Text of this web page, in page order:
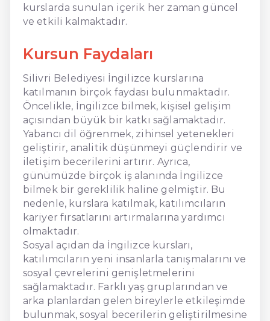
kurslarda sunulan içerik her zaman güncel
ve etkili kalmaktadır.
Kursun Faydaları
Silivri Belediyesi İngilizce kurslarına
katılmanın birçok faydası bulunmaktadır.
Öncelikle, İngilizce bilmek, kişisel gelişim
açısından büyük bir katkı sağlamaktadır.
Yabancı dil öğrenmek, zihinsel yetenekleri
geliştirir, analitik düşünmeyi güçlendirir ve
iletişim becerilerini artırır. Ayrıca,
günümüzde birçok iş alanında İngilizce
bilmek bir gereklilik haline gelmiştir. Bu
nedenle, kurslara katılmak, katılımcıların
kariyer fırsatlarını artırmalarına yardımcı
olmaktadır.
Sosyal açıdan da İngilizce kursları,
katılımcıların yeni insanlarla tanışmalarını ve
sosyal çevrelerini genişletmelerini
sağlamaktadır. Farklı yaş gruplarından ve
arka planlardan gelen bireylerle etkileşimde
bulunmak, sosyal becerilerin geliştirilmesine